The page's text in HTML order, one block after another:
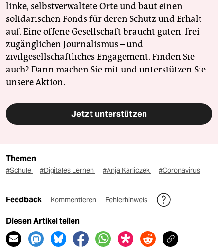
linke, selbstverwaltete Orte und baut einen
solidarischen Fonds für deren Schutz und Erhalt
auf. Eine offene Gesellschaft braucht guten, frei
zugänglichen Journalismus – und
zivilgesellschaftliches Engagement. Finden Sie
auch? Dann machen Sie mit und unterstützen Sie
unsere Aktion.
Jetzt unterstützen
Themen
#Schule #Digitales Lernen #Anja Karliczek #Coronavirus
Feedback Kommentieren Fehlerhinweis
Diesen Artikel teilen